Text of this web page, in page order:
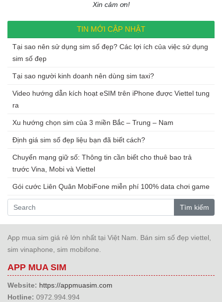
Xin cảm ơn!
TIN MỚI CẬP NHẬT
Tại sao nên sử dụng sim số đẹp? Các lợi ích của việc sử dụng
sim số đẹp
Tại sao người kinh doanh nên dùng sim taxi?
Video hướng dẫn kích hoạt eSIM trên iPhone được Viettel tung
ra
Xu hướng chọn sim của 3 miền Bắc – Trung – Nam
Định giá sim số đẹp liệu bạn đã biết cách?
Chuyển mạng giữ số: Thông tin cần biết cho thuê bao trả
trước Vina, Mobi và Viettel
Gói cước Liên Quân MobiFone miễn phí 100% data chơi game
Tìm kiếm
App mua sim giá rẻ lớn nhất tại Việt Nam. Bán sim số đẹp viettel,
sim vinaphone, sim mobifone.
APP MUA SIM
Website: https://appmuasim.com
Hotline: 0972.994.994